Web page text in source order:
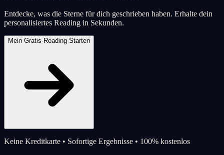
Entdecke, was die Sterne für dich geschrieben haben. Erhalte dein
personalisiertes Reading in Sekunden.
Mein Gratis-Reading Starten
Keine Kreditkarte • Sofortige Ergebnisse • 100% kostenlos